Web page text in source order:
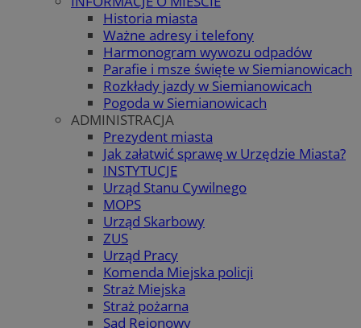
Historia miasta
Ważne adresy i telefony
Harmonogram wywozu odpadów
Parafie i msze święte w Siemianowicach
Rozkłady jazdy w Siemianowicach
Pogoda w Siemianowicach
ADMINISTRACJA
Prezydent miasta
Jak załatwić sprawę w Urzędzie Miasta?
INSTYTUCJE
Urząd Stanu Cywilnego
MOPS
Urząd Skarbowy
ZUS
Urząd Pracy
Komenda Miejska policji
Straż Miejska
Straż pożarna
Sąd Rejonowy